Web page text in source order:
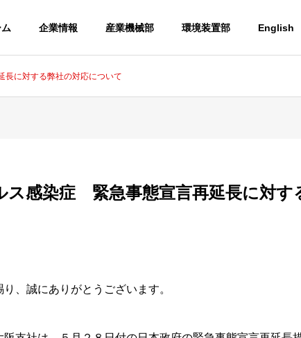
企業情報 産業機械部 環境装置部 English
に対する弊社の対応について
ス感染症 緊急事態宣言再延長に対す
、誠にありがとうございます。